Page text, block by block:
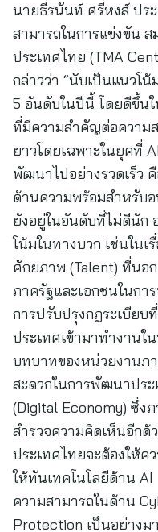
นายธีรนันท์ ศรีหงส์ ปร
สามารถในการแข่งขัน
ประเทศไทย (TMA
กล่าวว่า “นับเป็นแนวโ
5 อันดับในปีนี้ โดยดีขึ้น
ที่มีความสำคัญต่อความ
ยาวโดยเฉพาะในยุคที่
พัฒนาไปอย่างรวดเร็ว
ด้านความพร้อมสำหรับ
ยังอยู่ในอันดับที่ไม่ดีนัก
โน้มในทางบวก เช่นในเ
ศักยภาพ (Talent) ที่นอ
ภาครัฐและเอกชนในก
การปรับปรุงกฎระเบียบ
ประเทศเข้ามาทำงานใ
บทบาทของหน่วยงานภ
สะดวกในการพัฒนาปร
(Digital Economy) ซึ่ง
สำรวจความคิดเห็นอีก
ประเทศไทยจะต้องให้
ให้ทันเทคโนโลยีด้าน
ความสามารถในด้าน
Protection เป็นอย่าง